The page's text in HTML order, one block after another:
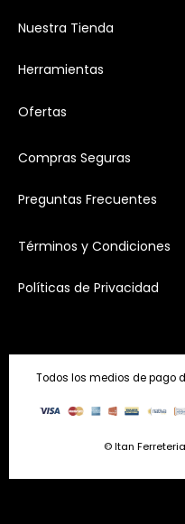
Nuestra Tienda
Herramientas
Ofertas
Compras Seguras
Preguntas Frecuentes
Términos y Condiciones
Políticas de Privacidad
Todos los medios de pago
© Itan